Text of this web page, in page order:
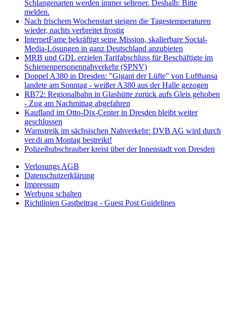
Schlangenarten werden immer seltener. Deshalb: Bitte
melden.
Nach frischem Wochenstart steigen die Tagestemperaturen
wieder, nachts verbreitet frostig
InternetFame bekräftigt seine Mission, skalierbare Social-
Media-Lösungen in ganz Deutschland anzubieten
MRB und GDL erzielen Tarifabschluss für Beschäftigte im
Schienenpersonennahverkehr (SPNV)
Doppel A380 in Dresden: "Gigant der Lüfte" von Lufthansa
landete am Sonntag - weißer A380 aus der Halle gezogen
RB72: Regionalbahn in Glashütte zurück aufs Gleis gehoben
- Zug am Nachmittag abgefahren
Kaufland im Otto-Dix-Center in Dresden bleibt weiter
geschlossen
Warnstreik im sächsischen Nahverkehr: DVB AG wird durch
ver.di am Montag bestreikt!
Polizeihubschrauber kreist über der Innenstadt von Dresden
Verlosungs AGB
Datenschutzerklärung
Impressum
Werbung schalten
Richtlinien Gastbeitrag - Guest Post Guidelines